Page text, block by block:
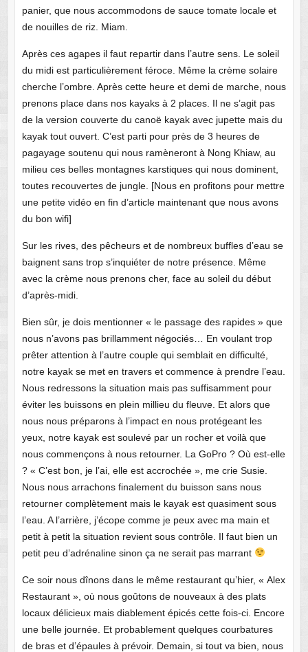
panier, que nous accommodons de sauce tomate locale et
de nouilles de riz. Miam.
Après ces agapes il faut repartir dans l’autre sens. Le soleil
du midi est particulièrement féroce. Même la crème solaire
cherche l’ombre. Après cette heure et demi de marche, nous
prenons place dans nos kayaks à 2 places. Il ne s’agit pas
de la version couverte du canoë kayak avec jupette mais du
kayak tout ouvert. C’est parti pour près de 3 heures de
pagayage soutenu qui nous ramèneront à Nong Khiaw, au
milieu ces belles montagnes karstiques qui nous dominent,
toutes recouvertes de jungle. [Nous en profitons pour mettre
une petite vidéo en fin d’article maintenant que nous avons
du bon wifi]
Sur les rives, des pêcheurs et de nombreux buffles d’eau se
baignent sans trop s’inquiéter de notre présence. Même
avec la crème nous prenons cher, face au soleil du début
d’après-midi.
Bien sûr, je dois mentionner « le passage des rapides » que
nous n’avons pas brillamment négociés… En voulant trop
prêter attention à l’autre couple qui semblait en difficulté,
notre kayak se met en travers et commence à prendre l’eau.
Nous redressons la situation mais pas suffisamment pour
éviter les buissons en plein millieu du fleuve. Et alors que
nous nous préparons à l’impact en nous protégeant les
yeux, notre kayak est soulevé par un rocher et voilà que
nous commençons à nous retourner. La GoPro ? Où est-elle
? « C’est bon, je l’ai, elle est accrochée », me crie Susie.
Nous nous arrachons finalement du buisson sans nous
retourner complètement mais le kayak est quasiment sous
l’eau. A l’arrière, j’écope comme je peux avec ma main et
petit à petit la situation revient sous contrôle. Il faut bien un
petit peu d’adrénaline sinon ça ne serait pas marrant
Ce soir nous dînons dans le même restaurant qu’hier, « Alex
Restaurant », où nous goûtons de nouveaux à des plats
locaux délicieux mais diablement épicés cette fois-ci. Encore
une belle journée. Et probablement quelques courbatures
de bras et d’épaules à prévoir. Demain, si tout va bien, nous